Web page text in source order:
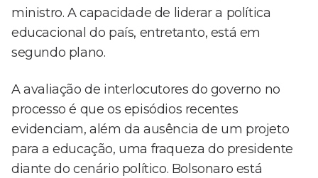
ministro. A capacidade de liderar a política
educacional do país, entretanto, está em
segundo plano.
A avaliação de interlocutores do governo no
processo é que os episódios recentes
evidenciam, além da ausência de um projeto
para a educação, uma fraqueza do presidente
diante do cenário político. Bolsonaro está